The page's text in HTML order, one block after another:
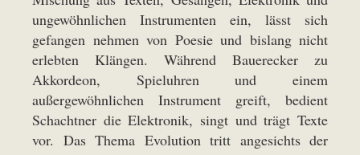
ungewöhnlichen Instrumenten ein, lässt sich
gefangen nehmen von Poesie und bislang nicht
erlebten Klängen. Während Bauerecker zu
Akkordeon, Spieluhren und einem
außergewöhnlichen Instrument greift, bedient
Schachtner die Elektronik, singt und trägt Texte
vor. Das Thema Evolution tritt angesichts der